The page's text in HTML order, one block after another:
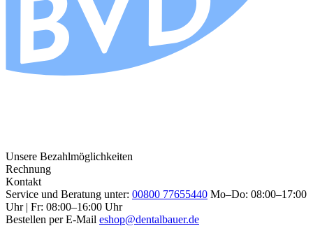
Unsere Bezahlmöglichkeiten
Rechnung
Kontakt
Service und Beratung unter: 00800 77655440 Mo–Do: 08:00–17:00
Uhr | Fr: 08:00–16:00 Uhr
Bestellen per E-Mail eshop@dentalbauer.de